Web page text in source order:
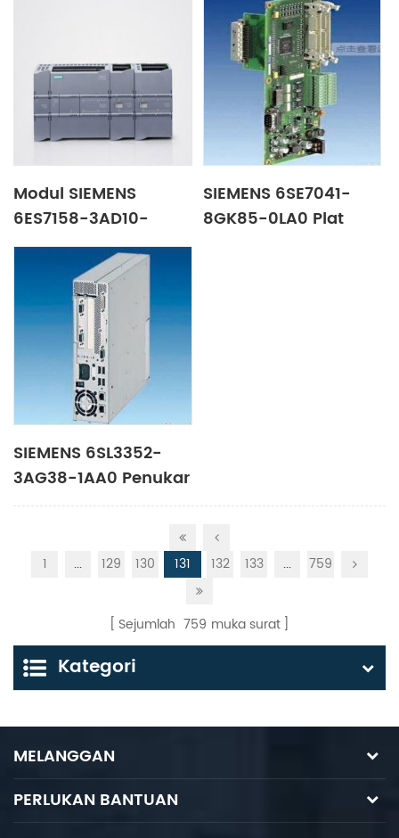
Modul SIEMENS
6ES7158-3AD10-
0XA0
SIEMENS 6SE7041-
8GK85-0LA0 Plat
SIEMENS 6SL3352-
3AG38-1AA0 Penukar
frekuensi
1 ... 129 130 131 132 133 ... 759
Sejumlah 759 muka surat
Kategori
MELANGGAN
PERLUKAN BANTUAN